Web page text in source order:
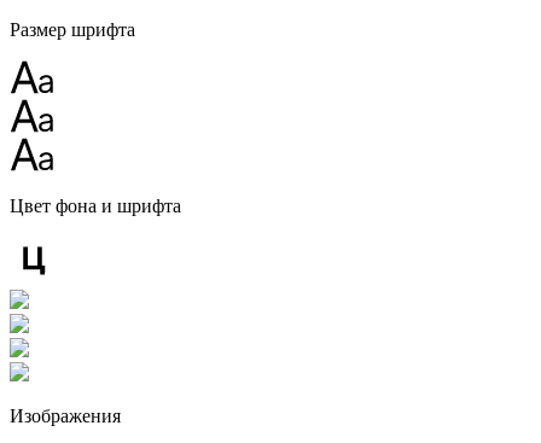
Размер шрифта
Цвет фона и шрифта
Изображения